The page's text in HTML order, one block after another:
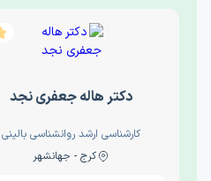
دکتر هاله جعفری نجد
کارشناسی ارشد روانشناسی بالینی
کرج - جهانشهر